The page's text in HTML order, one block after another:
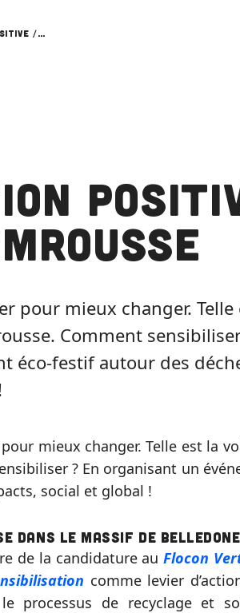
Action Positive // Chamrousse
pour mieux changer.
Comment
éco-festif autour des
mieux changer. Telle est la
? En organisant un
social et global !
dans le massif de Belledone
de la candidature auFlocon
comme levier
processus de recyclage et